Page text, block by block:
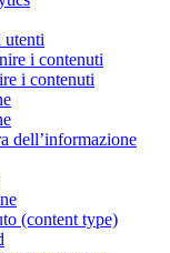
utenti
i contenuti
i contenuti
dell’informazione
(content type)